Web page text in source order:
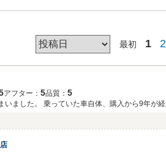
最初 1 2
アフター： 5品質： 5
ました。 乗っていた車自体、購入から9年が